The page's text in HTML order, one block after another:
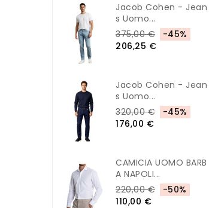
Jacob Cohen - Jean
S Uomo...
375,00 €
-45%
206,25 €
Jacob Cohen - Jean
S Uomo...
320,00 €
-45%
176,00 €
CAMICIA UOMO BARB
A NAPOLI...
220,00 €
-50%
110,00 €